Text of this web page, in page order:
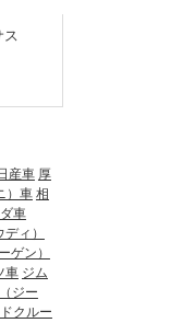
ス
産車 厚
）車 相
車
ィ）
ゲン）
車 ジム
ジー
クルー